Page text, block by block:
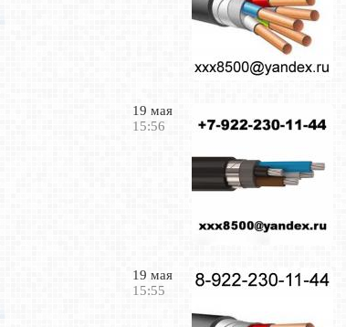
19 мая
15:56
19 мая
15:55